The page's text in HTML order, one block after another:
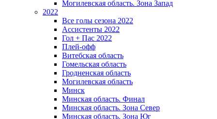
Могилевская область. Зона Запад
2022
Все голы сезона 2022
Ассистенты 2022
Гол + Пас 2022
Плей-офф
Витебская область
Гомельская область
Гродненская область
Могилевская область
Минск
Mинская область. Финал
Минская область. Зона Север
Минская область. Зона Юг